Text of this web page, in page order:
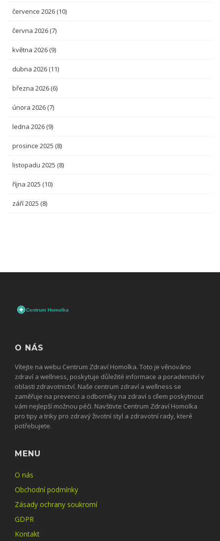
července 2026 (10)
června 2026 (7)
května 2026 (9)
dubna 2026 (11)
března 2026 (6)
února 2026 (7)
ledna 2026 (9)
prosince 2025 (8)
listopadu 2025 (8)
října 2025 (10)
září 2025 (8)
O NÁS
Vítejte na webu Centrum Zdraví Homolka. Toto je věnováno
zdraví a wellness, poskytuje důležité informace a poradenství v
oblasti zdravotnictví. Naše centrum zdraví a wellness se
zaměřuje na prevenci a odborníky na zdraví s cílem poskytnout
vám nejlepší možnou péči. Navštivte Centrum Zdraví Homolka
pro tipy a triky pro zdravý životní styl a zdravotní rady, které
potřebujete.
MENU
O nás
Obchodní podmínky
Zásady ochrany soukromí
GDPR
Kontakt